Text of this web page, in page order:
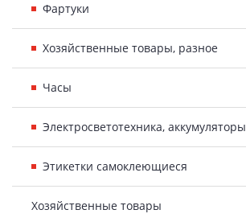
Фартуки
Хозяйственные товары, разное
Часы
Электросветотехника, аккумуляторы
Этикетки самоклеющиеся
Хозяйственные товары